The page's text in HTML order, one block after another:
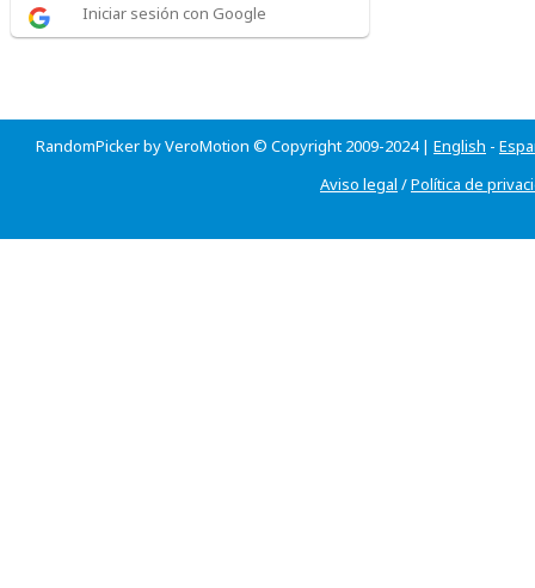
Iniciar sesión con Google
RandomPicker by VeroMotion © Copyright 2009-2024 | English -
Aviso legal /Política de